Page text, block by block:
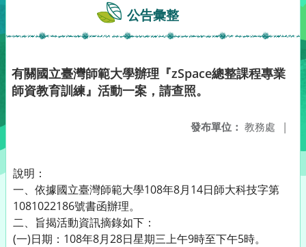
公告彙整
有關國立臺灣師範大學辦理『zSpace總整課程專業
師資教育訓練』活動一案，請查照。
發布單位： 教務處 |
說明：
一、依據國立臺灣師範大學108年8月14日師大科技字第
1081022186號書函辦理。
二、旨揭活動資訊摘錄如下：
(一)日期：108年8月28日星期三上午9時至下午5時。